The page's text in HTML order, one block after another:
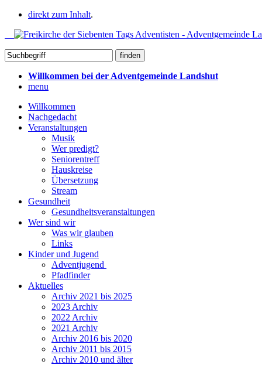
direkt zum Inhalt.
Willkommen bei der Adventgemeinde Landshut
menu
Willkommen
Nachgedacht
Veranstaltungen
Musik
Wer predigt?
Seniorentreff
Hauskreise
Übersetzung
Stream
Gesundheit
Gesundheitsveranstaltungen
Wer sind wir
Was wir glauben
Links
Kinder und Jugend
Adventjugend
Pfadfinder
Aktuelles
Archiv 2021 bis 2025
2023 Archiv
2022 Archiv
2021 Archiv
Archiv 2016 bis 2020
Archiv 2011 bis 2015
Archiv 2010 und älter